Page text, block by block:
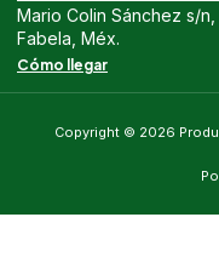
Mario Colin Sánchez s/
Fabela, Méx.
Cómo llegar
Copyright © 2026